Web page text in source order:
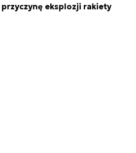
eksplozji rakiety